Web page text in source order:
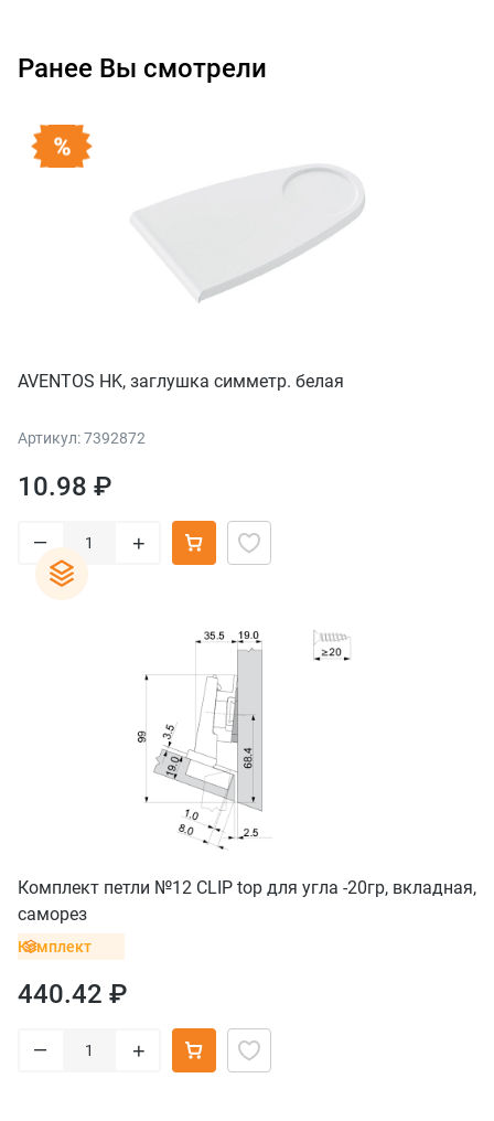
Ранее Вы смотрели
AVENTOS HK, заглушка симметр. белая
Артикул: 7392872
10.98 ₽
– +
Комплект петли №12 CLIP top для угла -20гр, вкладная,
саморез
Комплект
440.42 ₽
– +